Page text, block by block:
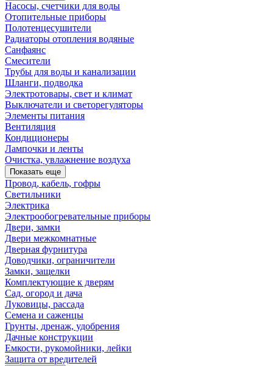
Насосы, счетчики для воды
Отопительные приборы
Полотенцесушители
Радиаторы отопления водяные
Санфаянс
Смесители
Трубы для воды и канализации
Шланги, подводка
Электротовары, свет и климат
Выключатели и светорегуляторы
Элементы питания
Вентиляция
Кондиционеры
Лампочки и ленты
Очистка, увлажнение воздуха
Показать еще
Провод, кабель, гофры
Светильники
Электрика
Электрообогревательные приборы
Двери, замки
Двери межкомнатные
Дверная фурнитура
Доводчики, ограничители
Замки, защелки
Комплектующие к дверям
Сад, огород и дача
Луковицы, рассада
Семена и саженцы
Грунты, дренаж, удобрения
Дачные конструкции
Емкости, рукомойники, лейки
Защита от вредителей